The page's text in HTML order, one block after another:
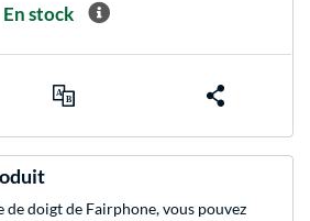
En stock
de doigt de Fairphone, vous pouvez